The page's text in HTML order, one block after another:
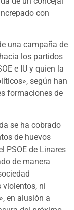
con
una campaña de
los partidos
e IU y quien la
según han
formaciones de
se ha cobrado
de huevos
PSOE de Linares
de manera
ni
en alusión a